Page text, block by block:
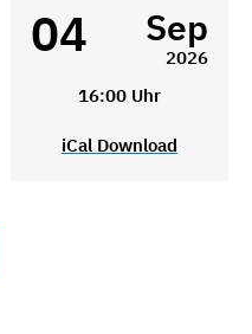
04 Sep
2026
16:00 Uhr
iCal Download